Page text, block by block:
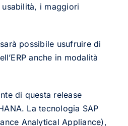
i maggiori
possibile usufruire di
anche in modalità
di questa release
La tecnologia SAP
Analytical Appliance),